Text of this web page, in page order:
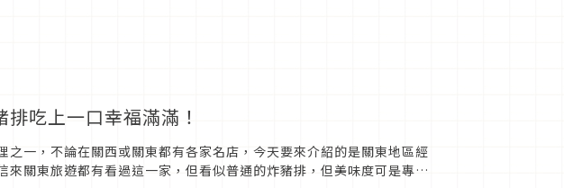
吃上一口幸福滿滿！
一，不論在關西或關東都有各家名店，今天要來介紹的是關東地區經
關東旅遊都有看過這一家，但看似普通的炸豬排，但美味度可是專門